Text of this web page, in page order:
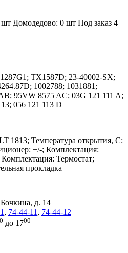
шт Домодедово: 0 шт Под заказ 4
TX1587D; 23-40002-SX;
1002788; 1031881;
95VW 8575 AC; 03G 121 111 A;
056 121 113 D
1813; Температура открытия, С:
+/-; Комплектация:
Термостат;
прокладка
д. 14
, 74-44-11 , 74-44-12
до 1700